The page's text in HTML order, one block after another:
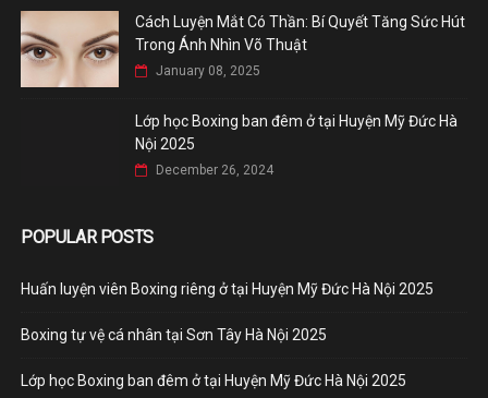
Cách Luyện Mắt Có Thần: Bí Quyết Tăng Sức Hút
Trong Ánh Nhìn Võ Thuật
January 08, 2025
Lớp học Boxing ban đêm ở tại Huyện Mỹ Đức Hà
Nội 2025
December 26, 2024
POPULAR POSTS
Huấn luyện viên Boxing riêng ở tại Huyện Mỹ Đức Hà Nội 2025
Boxing tự vệ cá nhân tại Sơn Tây Hà Nội 2025
Lớp học Boxing ban đêm ở tại Huyện Mỹ Đức Hà Nội 2025